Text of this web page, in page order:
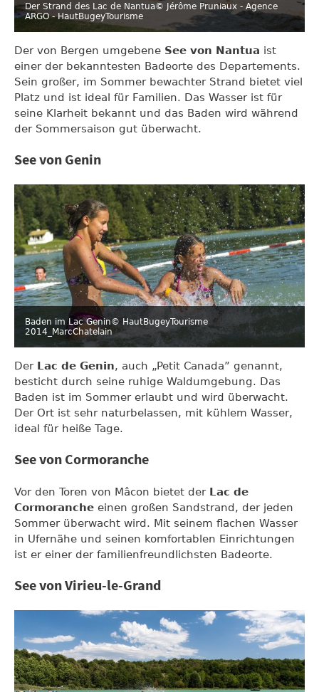
Der Strand des Lac de Nantua© Jérôme Pruniaux - Agence
ARGO - HautBugeyTourisme
Der von Bergen umgebene See von Nantua ist
einer der bekanntesten Badeorte des Departements.
Sein großer, im Sommer bewachter Strand bietet viel
Platz und ist ideal für Familien. Das Wasser ist für
seine Klarheit bekannt und das Baden wird während
der Sommersaison gut überwacht.
See von Genin
Baden im Lac Genin© HautBugeyTourisme
2014_MarcChatelain
Der Lac de Genin, auch „Petit Canada” genannt,
besticht durch seine ruhige Waldumgebung. Das
Baden ist im Sommer erlaubt und wird überwacht.
Der Ort ist sehr naturbelassen, mit kühlem Wasser,
ideal für heiße Tage.
See von Cormoranche
Vor den Toren von Mâcon bietet der Lac de
Cormoranche einen großen Sandstrand, der jeden
Sommer überwacht wird. Mit seinem flachen Wasser
in Ufernähe und seinen komfortablen Einrichtungen
ist er einer der familienfreundlichsten Badeorte.
See von Virieu-le-Grand